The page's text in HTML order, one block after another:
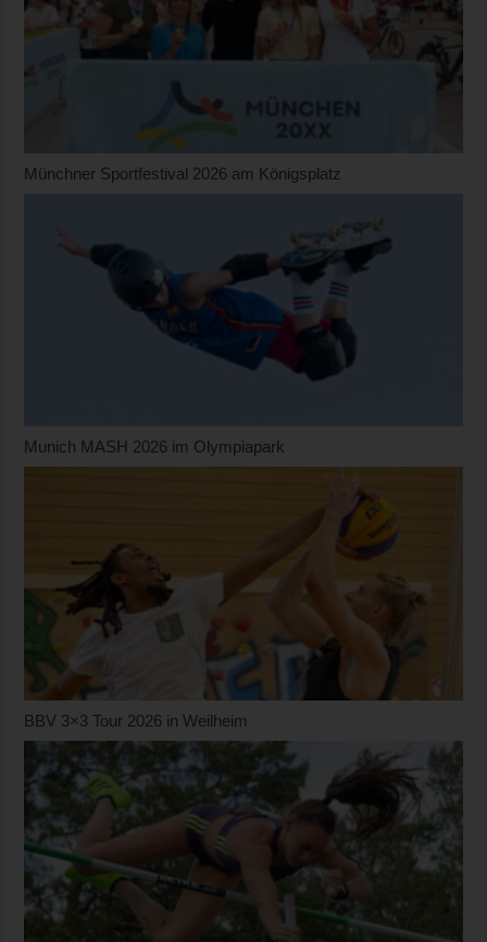
Münchner Sportfestival 2026 am Königsplatz
Munich MASH 2026 im Olympiapark
BBV 3×3 Tour 2026 in Weilheim